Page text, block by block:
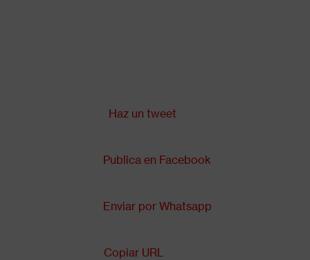
Haz un tweet
Publica en Facebook
Enviar por Whatsapp
Copiar URL